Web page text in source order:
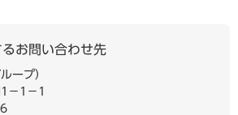
お問い合わせ先
ープ
1−1−1